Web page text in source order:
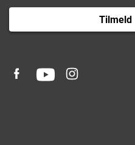
Tilmeld